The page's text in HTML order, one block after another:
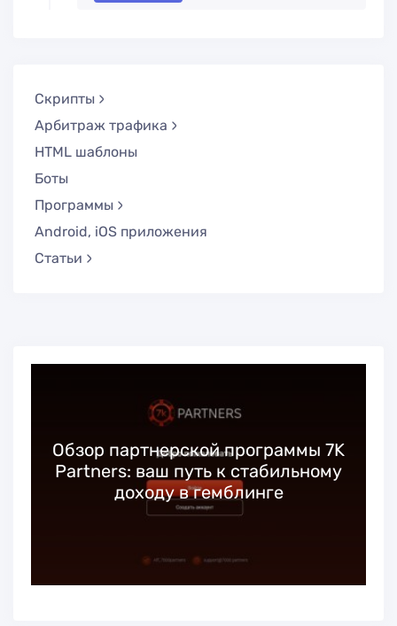
Скрипты
Арбитраж трафика
HTML шаблоны
Боты
Программы
Android, iOS приложения
Статьи
Обзор партнерской программы 7K
Partners: ваш путь к стабильному
доходу в гемблинге